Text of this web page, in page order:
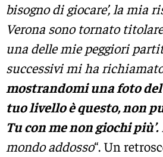
bisogno di giocare’, la mia
Verona sono tornato
una delle mie peggiori
successivi mi ha
mostrandomi una foto del
tuo livello è questo, non
Tu con me non giochi più’.
mondo addosso“. Un